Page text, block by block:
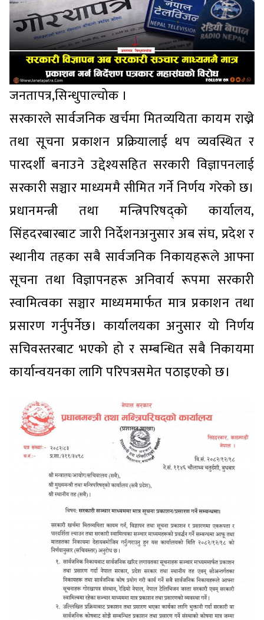
जनतापत्र,सिन्धुपाल्चोक ।
सरकारले सार्वजनिक खर्चमा मितव्ययिता कायम राख्ने
तथा सूचना प्रकाशन प्रक्रियालाई थप व्यवस्थित र
पारदर्शी बनाउने उद्देश्यसहित सरकारी विज्ञापनलाई
सरकारी सञ्चार माध्यममै सीमित गर्ने निर्णय गरेको छ।
प्रधानमन्त्री तथा मन्त्रिपरिषद्को कार्यालय,
सिंहदरबारबाट जारी निर्देशनअनुसार अब संघ, प्रदेश र
स्थानीय तहका सबै सार्वजनिक निकायहरूले आफ्ना
सूचना तथा विज्ञापनहरू अनिवार्य रूपमा सरकारी
स्वामित्वका सञ्चार माध्यममार्फत मात्र प्रकाशन तथा
प्रसारण गर्नुपर्नेछ। कार्यालयका अनुसार यो निर्णय
सचिवस्तरबाट भएको हो र सम्बन्धित सबै निकायमा
कार्यान्वयनका लागि परिपत्रसमेत पठाइएको छ।